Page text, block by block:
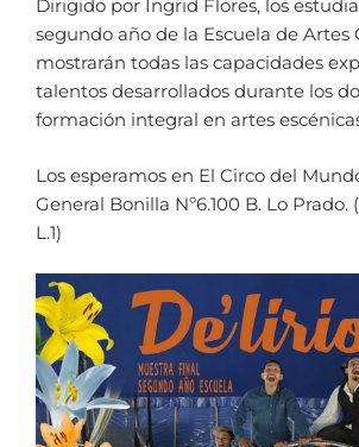
Dirigido por Ingrid Flores, los
segundo año de la Escuela de Artes
mostrarán todas las capacidades
talentos desarrollados durante los
formación integral en artes
Los esperamos en El Circo del
General Bonilla Nº6.100 B. Lo Prado.
L.1)